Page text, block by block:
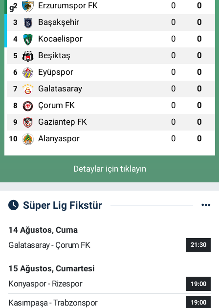
2 Erzurumspor FK 0 0
3 Başakşehir 0 0
4 Kocaelispor 0 0
5 Beşiktaş 0 0
6 Eyüpspor 0 0
7 Galatasaray 0 0
8 Çorum FK 0 0
9 Gaziantep FK 0 0
10 Alanyaspor 0 0
Detaylar için tıklayın
Süper Lig Fikstür
14 Ağustos, Cuma
Galatasaray - Çorum FK
21:30
15 Ağustos, Cumartesi
Konyaspor - Rizespor
19:00
Kasımpaşa - Trabzonspor 19:00